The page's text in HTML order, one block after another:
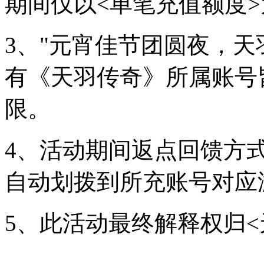
3、"元宵佳节团圆夜，
有《天羽传奇》所属账
限。
4、活动期间返点回馈方
自动划拨到所充账号对
5、此活动最终解释权归